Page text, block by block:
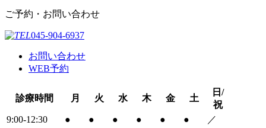
ご予約・お問い合わせ
045-904-6937
お問い合わせ
WEB予約
診療時間 月 火 水 木 金 土
日/
祝
9:00-12:30
● ● ● ● ● ●
／